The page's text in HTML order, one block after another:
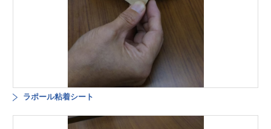
ラポール粘着シート